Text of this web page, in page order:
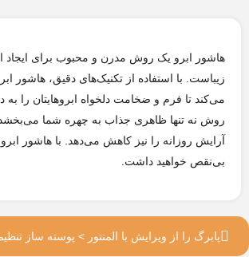
هاشور ابرو یک روش مدرن و محبوب برای ایجاد
زیباست. با استفاده از تکنیک‌های دقیق، هاشور
می‌کند تا فرم و ضخامت دلخواه ابروهایتان را به
روش نه تنها ظاهری جذاب به چهره شما
آرایش روزانه را نیز کاهش می‌دهد. با هاشور
بی‌نقص خواهید داشت.
پابرگ را از ویرایش با المنتور > پوسته ساز